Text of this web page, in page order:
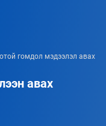
гомдол мэдээлэл авах
авах